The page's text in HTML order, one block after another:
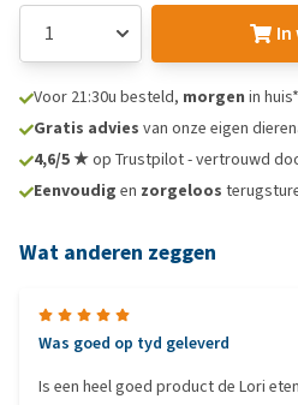
In
Voor 21:30u besteld, morgen in huis*
Gratis advies van onze eigen
4,6/5 ★op Trustpilot - vertrouwd
Eenvoudig en zorgeloos
Wat anderen zeggen
Was goed op tyd geleverd
Is een heel goed product de Lori